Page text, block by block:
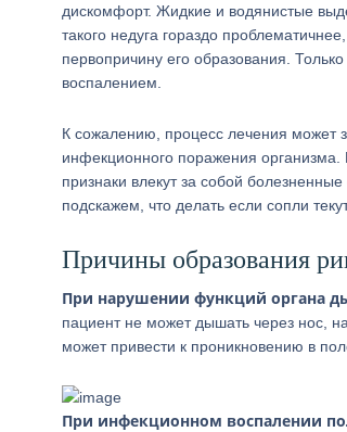
дискомфорт. Жидкие и водянистые
такого недуга гораздо
первопричину его образования.
воспалением.
К сожалению, процесс лечения может
инфекционного поражения организма.
признаки влекут за собой
подскажем, что делать если сопли
Причины образования
При нарушении функций органа
пациент не может дышать через нос,
может привести к проникновению в
При инфекционном воспалении